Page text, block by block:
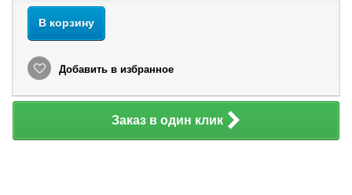
В корзину
Добавить в избранное
Заказ в один клик